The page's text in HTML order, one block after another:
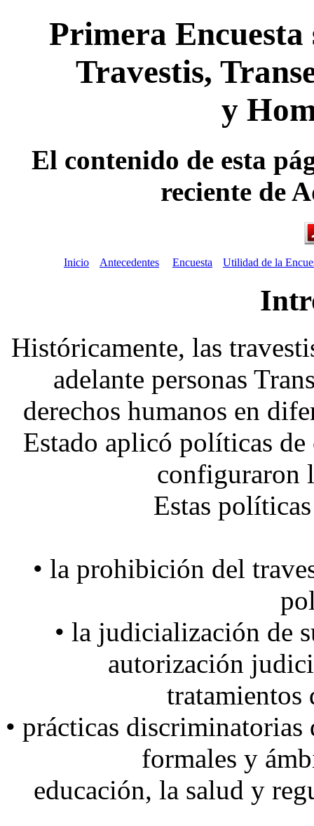
Primera
Travestis,
y
El contenido de esta
reciente de
Inicio Antecedentes Encuesta Utilidad de la
Históricamente, las
adelante personas
derechos humanos en
Estado aplicó políticas
configuraron
Estas
• la prohibición del
• la judicialización de
autorización
tratamientos
• prácticas
formales y
educación, la salud y